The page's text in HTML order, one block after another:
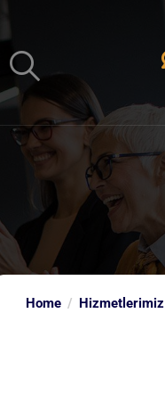
Home Hizmetlerimiz